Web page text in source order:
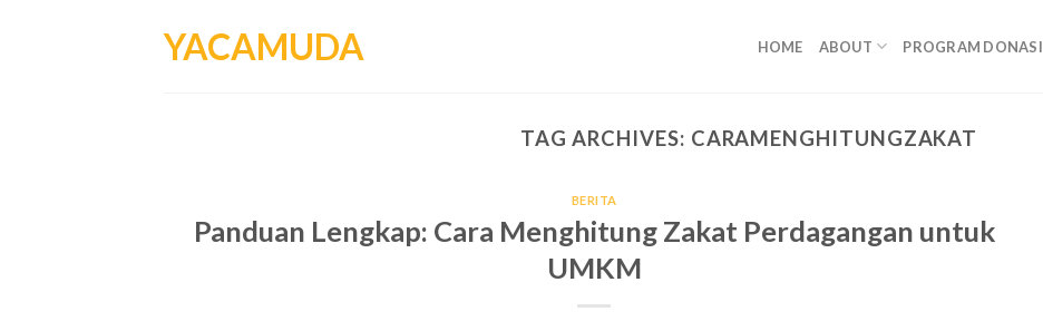
YACAMUDA HOME ABOUT PROGRAM DONASI
TAG ARCHIVES: CARAMENGHITUNGZAKAT
BERITA
Panduan Lengkap: Cara Menghitung Zakat Perdagangan untuk
UMKM